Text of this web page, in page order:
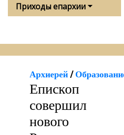
Приходы епархии
Архиерей/
Епископ
совершил
нового